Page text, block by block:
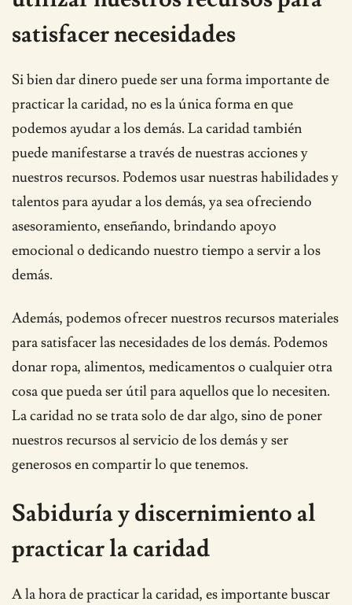
satisfacer necesidades
Si bien dar dinero puede ser una forma importante de
practicar la caridad, no es la única forma en que
podemos ayudar a los demás. La caridad también
puede manifestarse a través de nuestras acciones y
nuestros recursos. Podemos usar nuestras habilidades y
talentos para ayudar a los demás, ya sea ofreciendo
asesoramiento, enseñando, brindando apoyo
emocional o dedicando nuestro tiempo a servir a los
demás.
Además, podemos ofrecer nuestros recursos materiales
para satisfacer las necesidades de los demás. Podemos
donar ropa, alimentos, medicamentos o cualquier otra
cosa que pueda ser útil para aquellos que lo necesiten.
La caridad no se trata solo de dar algo, sino de poner
nuestros recursos al servicio de los demás y ser
generosos en compartir lo que tenemos.
Sabiduría y discernimiento al
practicar la caridad
A la hora de practicar la caridad, es importante buscar